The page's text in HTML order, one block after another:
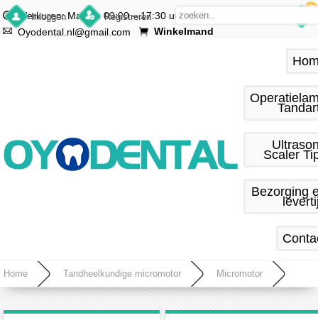
Inloggen Registreren
Werkuren: Ma.–vr. 09:00 – 17:30 uur
Oyodental.nl@gmail.com
Winkelmand
0
Scaler
Bezorging
Home Tandheelkundige micromotor Micromotor